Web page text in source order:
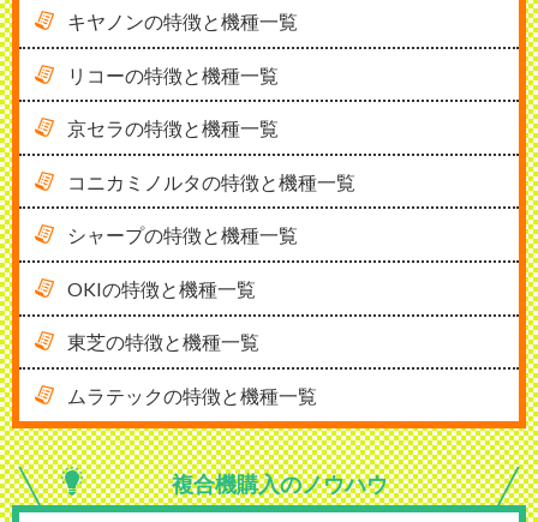
キヤノンの特徴と機種一覧
リコーの特徴と機種一覧
京セラの特徴と機種一覧
コニカミノルタの特徴と機種一覧
シャープの特徴と機種一覧
OKIの特徴と機種一覧
東芝の特徴と機種一覧
ムラテックの特徴と機種一覧
複合機購入のノウハウ